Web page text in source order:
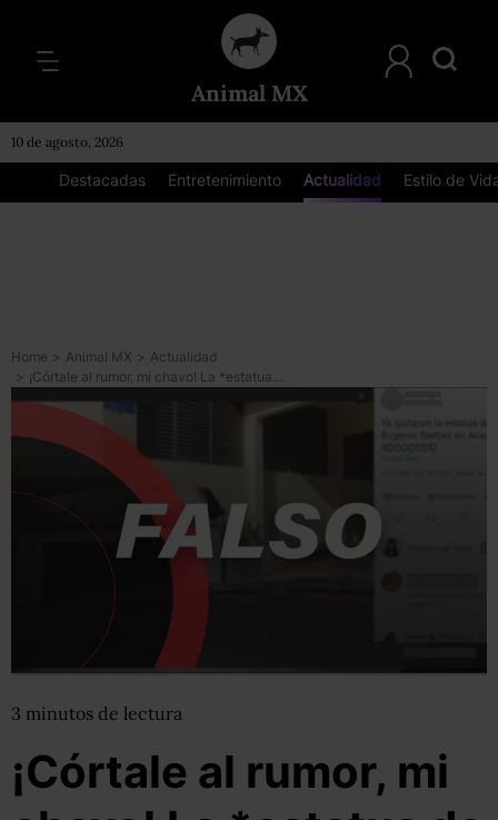
Animal MX
10 de agosto, 2026
Destacadas Entretenimiento Actualidad Estilo de
Home > Animal MX > Actualidad
>
¡Córtale al rumor, mi chavo! La *estatua de Eugenio Derbez en Acapulco* no ha sido removida
3 minutos de lectura
¡Córtale al rumor, mi